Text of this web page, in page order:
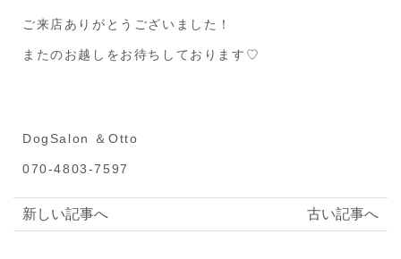
ご来店ありがとうございました！
またのお越しをお待ちしております♡
DogSalon ＆Otto
070-4803-7597
古い記事へ
新しい記事へ